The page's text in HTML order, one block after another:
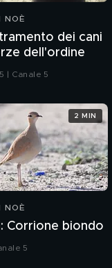
NOÈ
dei cani
dell'ordine
| Canale 5
NOÈ
Corrione biondo
5
2 MIN